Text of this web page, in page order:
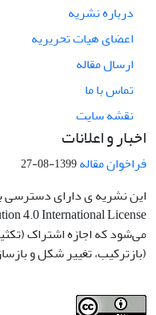
درباره نشریه
اعضای هیات تحریریه
ارسال مقاله
تماس با ما
نقشه سایت
اخبار و اعلانات
فراخوان مقاله1399-08-27
این نشریه ی دارای دسترسی
می‌شود که اجازه اشتراک
(بازترکیب، تغییر شکل و